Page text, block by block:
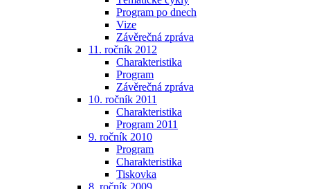
Program po dnech
Vize
Závěrečná zpráva
11. ročník 2012
Charakteristika
Program
Závěrečná zpráva
10. ročník 2011
Charakteristika
Program 2011
9. ročník 2010
Program
Charakteristika
Tiskovka
8. ročník 2009